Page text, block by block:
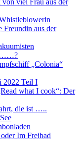
viel Frau aus der
Freundin aus der
……?
„Colonia“
2022 Teil I
what I cook“: Der
die ist …..
Im Freibad